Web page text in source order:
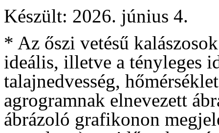
Készült: 2026. június 4.
* Az őszi vetésű
ideális, illetve a tényleges
talajnedvesség,
agrogramnak elnevezett
ábrázoló grafikonon